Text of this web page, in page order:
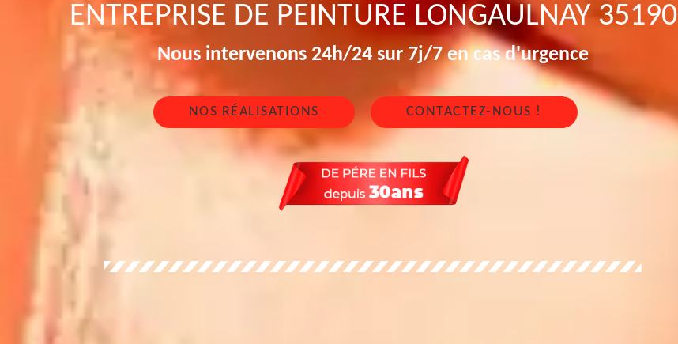
ENTREPRISE DE PEINTURE LONGAULNAY 35190
Nous intervenons 24h/24 sur 7j/7 en cas d'urgence
NOS RÉALISATIONS CONTACTEZ-NOUS !